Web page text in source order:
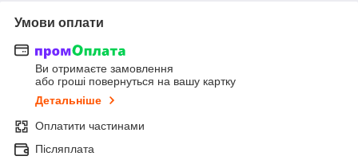
Умови оплати
Ви отримаєте замовлення
або гроші повернуться на вашу картку
Детальніше
Оплатити частинами
Післяплата